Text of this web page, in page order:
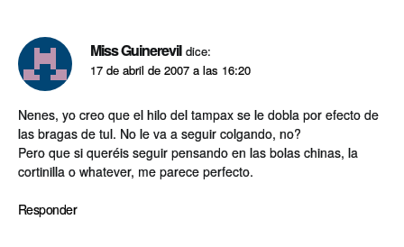
Miss Guinerevil dice:
17 de abril de 2007 a las 16:20
Nenes, yo creo que el hilo del tampax se le dobla por efecto de
las bragas de tul. No le va a seguir colgando, no?
Pero que si queréis seguir pensando en las bolas chinas, la
cortinilla o whatever, me parece perfecto.
Responder